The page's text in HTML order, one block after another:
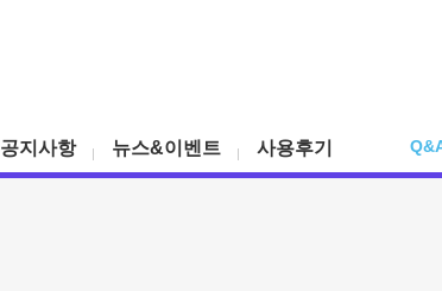
공지사항 뉴스&이벤트 사용후기